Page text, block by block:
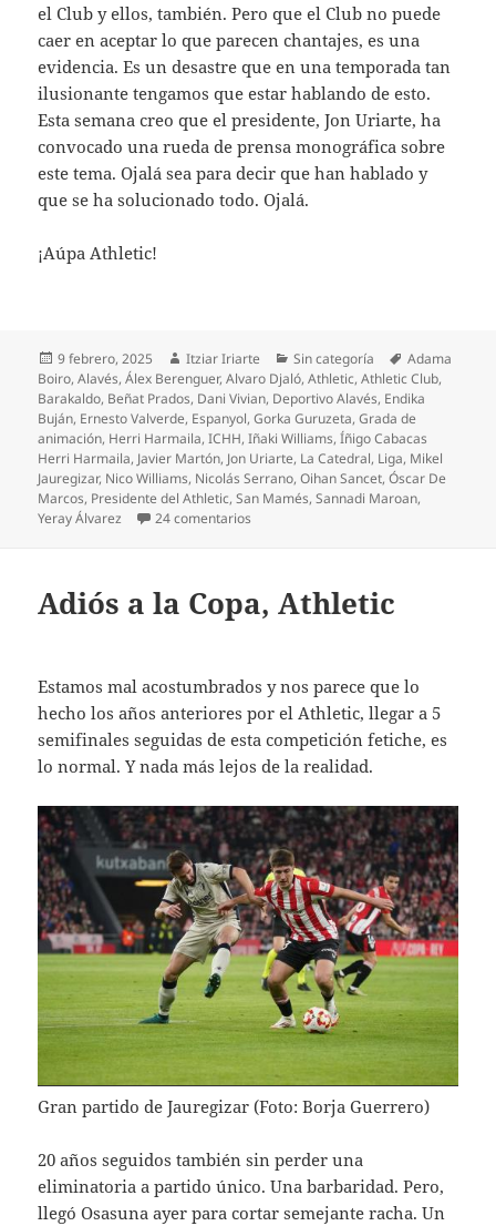
el Club y ellos, también. Pero que el Club no puede
caer en aceptar lo que parecen chantajes, es una
evidencia. Es un desastre que en una temporada tan
ilusionante tengamos que estar hablando de esto.
Esta semana creo que el presidente, Jon Uriarte, ha
convocado una rueda de prensa monográfica sobre
este tema. Ojalá sea para decir que han hablado y
que se ha solucionado todo. Ojalá.
¡Aúpa Athletic!
Publicado
el
9 febrero, 2025 Autor
Itziar Iriarte Categorías
Sin categoría Etiquetas
Adama
Boiro,Alavés,Álex Berenguer,Alvaro Djaló,Athletic,Athletic Club,
Barakaldo, Beñat Prados, Dani Vivian, Deportivo Alavés, Endika
Buján, Ernesto Valverde, Espanyol,Gorka Guruzeta,Grada de
animación, Herri Harmaila,ICHH,Iñaki Williams,Íñigo Cabacas
Herri Harmaila, Javier Martón, Jon Uriarte, La Catedral, Liga, Mikel
Jauregizar, Nico Williams, Nicolás Serrano,Oihan Sancet,Óscar De
Marcos, Presidente del Athletic,San Mamés,Sannadi Maroan,
Yeray Álvarez
24 comentarios
Adiós a la Copa, Athletic
Estamos mal acostumbrados y nos parece que lo
hecho los años anteriores por el Athletic, llegar a 5
semifinales seguidas de esta competición fetiche, es
lo normal. Y nada más lejos de la realidad.
Gran partido de Jauregizar (Foto: Borja Guerrero)
20 años seguidos también sin perder una
eliminatoria a partido único. Una barbaridad. Pero,
llegó Osasuna ayer para cortar semejante racha. Un